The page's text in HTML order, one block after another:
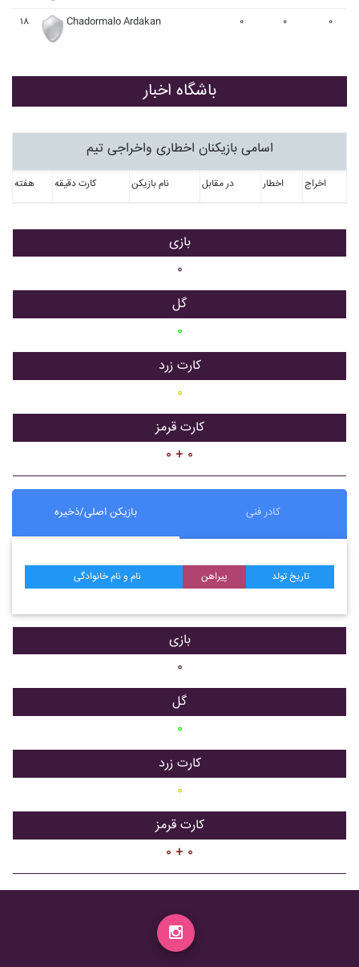
۱۸ Chadormalo Ardakan ۰ ۰ ۰
باشگاه اخبار
اسامی بازیکنان اخطاری واخراجی تیم
هفته کارت دقیقه نام بازیکن در مقابل اخطار اخراج
بازی
۰
گل
۰
کارت زرد
۰
کارت قرمز
۰ + ۰
بازیکن اصلی/ذخیره کادر فنی
نام و نام خانوادگی پیراهن تاریخ تولد
بازی
۰
گل
۰
کارت زرد
۰
کارت قرمز
۰ + ۰